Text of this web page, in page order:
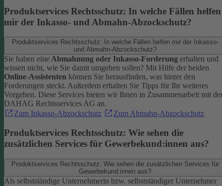
Produktservices Rechtsschutz: In welche Fällen helfen
mir der Inkasso- und Abmahn-Abzockschutz?
Produktservices Rechtsschutz: In welche Fällen helfen mir der Inkasso-
und Abmahn-Abzockschutz?
Sie haben eineAbmahnung oder Inkasso-Forderung erhalten und
wissen nicht, wie Sie damit umgehen sollen? Mit Hilfe der beiden
Online-Assistenten können Sie herausfinden, was hinter den
Forderungen steckt. Außerdem erhalten Sie Tipps für Ihr weiteres
Vorgehen. Diese Services bieten wir Ihnen in Zusammenarbeit mit
DAHAG Rechtsservices AG an.
Zum Inkasso-Abzockschutz
Zum Abmahn-Abzockschutz
Produktservices Rechtsschutz: Wie sehen die
zusätzlichen Services für Gewerbekund:innen aus?
Produktservices Rechtsschutz: Wie sehen die zusätzlichen Services für
Gewerbekund:innen aus?
Als selbstständige Unternehmerin bzw. selbstständiger Unternehmer